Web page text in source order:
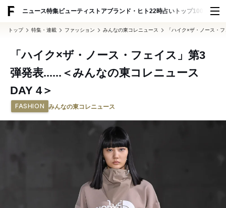
ニュース特集ビューティ ストアブランド・ヒト22時占い トップ100 スナッ
トップ 特集・連載 ファッション みんなの東コレニュース 「ハイク×ザ・ノース・
「ハイク×ザ・ノース・フェイス」第3
弾発表......＜みんなの東コレニュース
DAY 4＞
FASHION みんなの東コレニュース